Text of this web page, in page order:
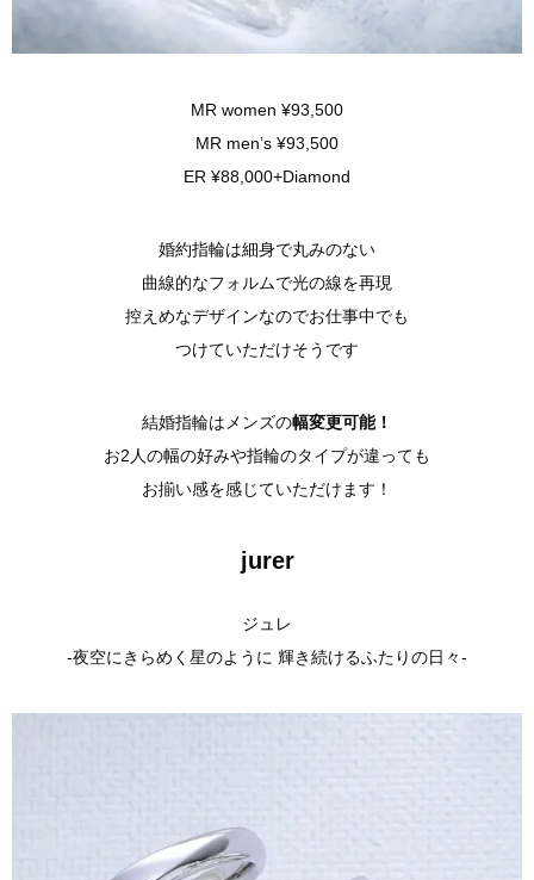
MR women ¥93,500
MR men’s ¥93,500
ER ¥88,000+Diamond
婚約指輪は細身で丸みのない
曲線的なフォルムで光の線を再現
控えめなデザインなのでお仕事中でも
つけていただけそうです
結婚指輪はメンズの幅変更可能！
お2人の幅の好みや指輪のタイプが違っても
お揃い感を感じていただけます！
jurer
ジュレ
-夜空にきらめく星のように 輝き続けるふたりの日々-